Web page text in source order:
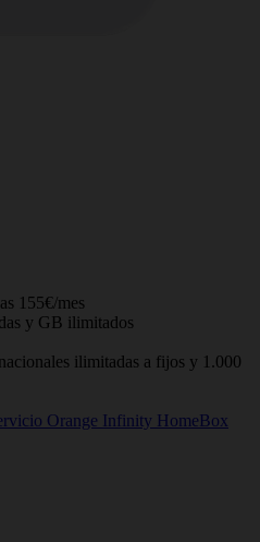
155€/mes
y GB ilimitados
ilimitadas a fijos y 1.000
Orange Infinity HomeBox